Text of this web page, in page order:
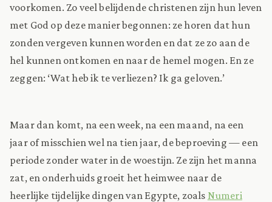
voorkomen. Zo veel belijdende christenen zijn hun leven
met God op deze manier begonnen: ze horen dat hun
zonden vergeven kunnen worden en dat ze zo aan de
hel kunnen ontkomen en naar de hemel mogen. En ze
zeggen: ‘Wat heb ik te verliezen? Ik ga geloven.’
Maar dan komt, na een week, na een maand, na een
jaar of misschien wel na tien jaar, de beproeving — een
periode zonder water in de woestijn. Ze zijn het manna
zat, en onderhuids groeit het heimwee naar de
heerlijke tijdelijke dingen van Egypte, zoals Numeri